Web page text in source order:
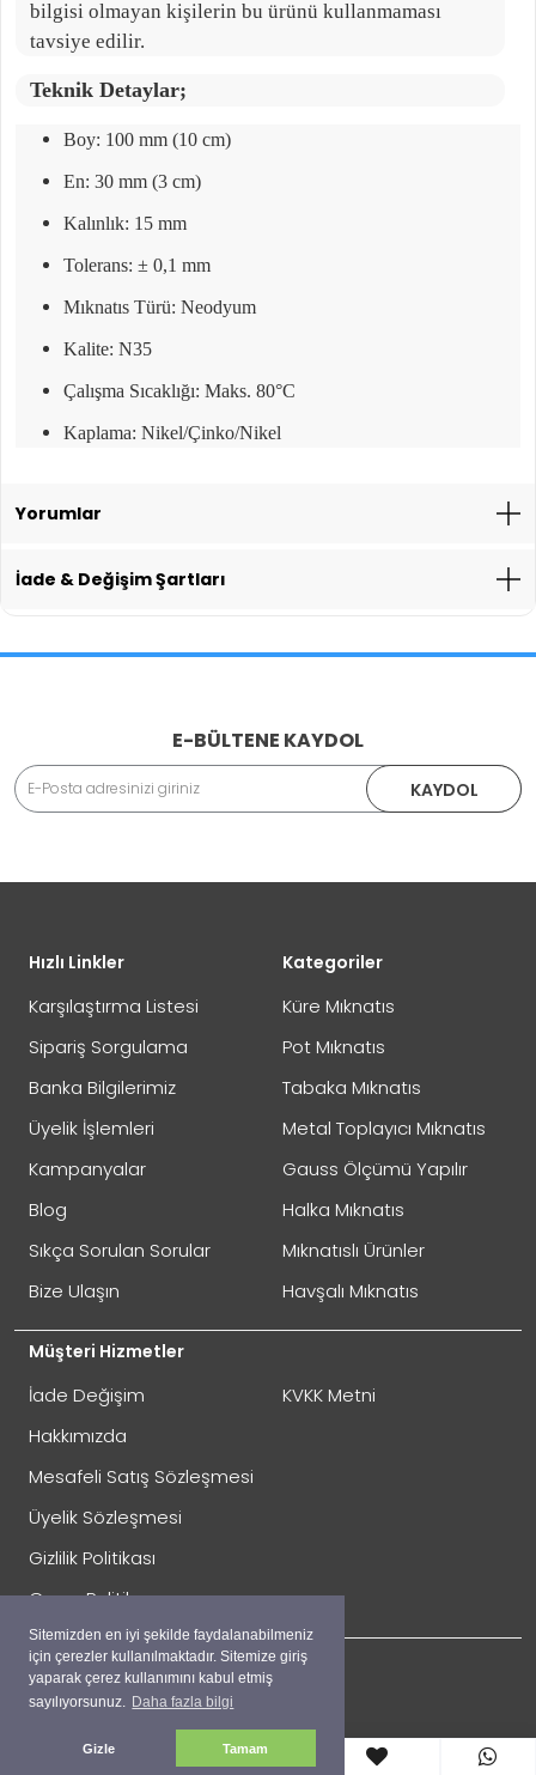
Sitemizden en iyi şekilde faydalanabilmeniz
için çerezler kullanılmaktadır. Sitemize giriş
yaparak çerez kullanımını kabul etmiş
sayılıyorsunuz. Daha fazla bilgi
Gizle Tamam
bilgisi olmayan kişilerin bu ürünü kullanmaması
tavsiye edilir.
Teknik Detaylar;
Boy: 100 mm (10 cm)
En: 30 mm (3 cm)
Kalınlık: 15 mm
Tolerans: ± 0,1 mm
Mıknatıs Türü: Neodyum
Kalite: N35
Çalışma Sıcaklığı: Maks. 80°C
Kaplama: Nikel/Çinko/Nikel
Yorumlar
Adınız Soyadınız
Yorumunuz
Not:HTML'e dönüştürülmez!
Oylama
Kötü
İade & Değişim Şartları
İade veya Değişim İşlemini Nasıl Yapabilirim?
İADE
İade Gönderimi Nasıl Yapılır?
E-BÜLTENE KAYDOL
KAYDOL
Hızlı Linkler
Karşılaştırma Listesi
Sipariş Sorgulama
Banka Bilgilerimiz
Üyelik İşlemleri
Kampanyalar
Blog
Sıkça Sorulan Sorular
Bize Ulaşın
Müşteri Hizmetler
İade Değişim
Hakkımızda
Mesafeli Satış Sözleşmesi
Üyelik Sözleşmesi
Gizlilik Politikası
Çerez Politikası
KVKK Metni
Kategoriler
Küre Mıknatıs
Pot Mıknatıs
Tabaka Mıknatıs
Metal Toplayıcı Mıknatıs
Gauss Ölçümü Yapılır
Halka Mıknatıs
Mıknatıslı Ürünler
Havşalı Mıknatıs
Sosyal
Facebook